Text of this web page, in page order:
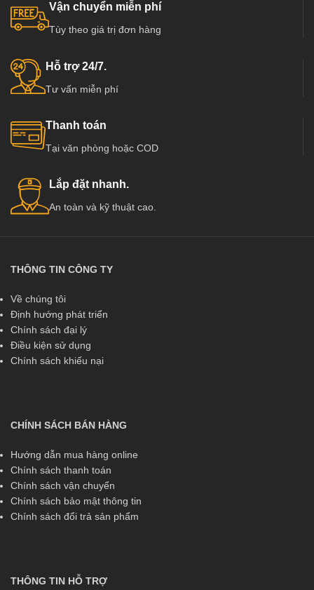
Vận chuyển miễn phí
Tùy theo giá trị đơn hàng
Hỗ trợ 24/7.
Tư vấn miễn phí
Thanh toán
Tại văn phòng hoặc COD
Lắp đặt nhanh.
An toàn và kỹ thuật cao.
THÔNG TIN CÔNG TY
Về chúng tôi
Định hướng phát triển
Chính sách đại lý
Điều kiện sử dụng
Chính sách khiếu nại
CHÍNH SÁCH BÁN HÀNG
Hướng dẫn mua hàng online
Chính sách thanh toán
Chính sách vận chuyển
Chính sách bảo mật thông tin
Chính sách đổi trả sản phẩm
THÔNG TIN HỖ TRỢ